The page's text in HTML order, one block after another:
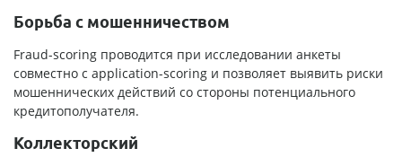
Борьба с мошенничеством
Fraud-scoring проводится при исследовании анкеты
совместно с application-scoring и позволяет выявить риски
мошеннических действий со стороны потенциального
кредитополучателя.
Коллекторский